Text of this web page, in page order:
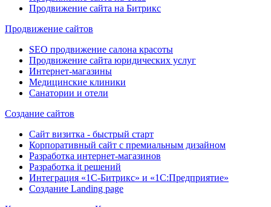
Продвижение сайта на Битрикс
Продвижение сайтов
SEO продвижение салона красоты
Продвижение сайта юридических услуг
Интернет-магазины
Медицинские клиники
Санатории и отели
Создание сайтов
Сайт визитка - быстрый старт
Корпоративный сайт с премиальным дизайном
Разработка интернет-магазинов
Разработка it решений
Интеграция «1С-Битрикс» и «1С:Предприятие»
Создание Landing page